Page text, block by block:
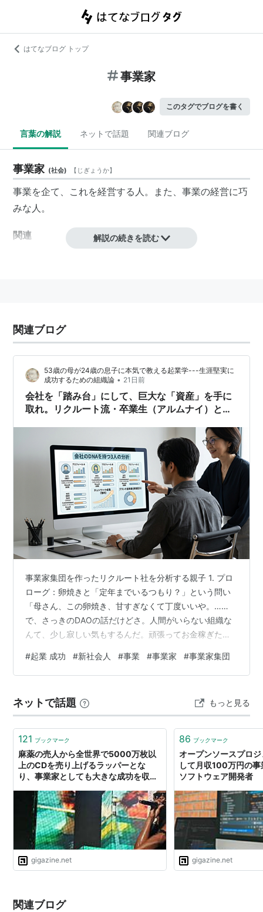
はてなブログ トップ
事業家
このタグでブログを書く
言葉の解説 ネットで話題 関連ブログ
事業家 (社会) 【 じぎょうか】
事業を企て、これを経営する人。また、事業の経営に巧
みな人。
関連
解説の続きを読む
関連ブログ
53歳の母が24歳の息子に本気で教える起業学---生涯堅実に
成功するための組織論 • 21日前
会社を「踏み台」にして、巨大な「資産」を手に
取れ。リクルート流・卒業生（アルムナイ）とい
事業家集団を作ったリクルート社を分析する親子 1. プロ
ローグ：卵焼きと「定年までいるつもり？」という問い
「母さん、この卵焼き、甘すぎなくて丁度いいや。……
で、さっきのDAOの話だけどさ。人間がいらない組織な
んて、少し寂しい気もするんだ。頑張ってお金稼ぎたい
一生だったら怖いや。やっぱり僕は、もっと『熱い人
間』と仕事がしたいのかも」 息子がコーヒーを啜りなが
たみ、眼鏡を指で押し上げます。 「いいところに気づい
たわね。デジタルな自動実行（DAO）は効率的だけど、
爆発的なマーケットを作るのは、いつだ…
#起業 成功 #新社会人 #事業 #事業家 #事業家集団
ネットで話題 もっと見る
121 ブックマーク
麻薬の売人から全世界で5000万枚以
上のCDを売り上げるラッパーとな
り、事業家としても大きな成功を収め
gigazine.net
86 ブックマーク
オープンソースプロ
して月収100万円の
ソフトウェア開発者
gigazine.net
関連ブログ